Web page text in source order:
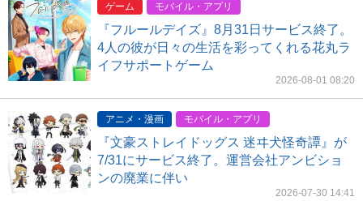
ゲーム モバイル・アプリ
『フルールデイズ』8月31日サービス終了。
4人の彼が日々の生活を彩ってくれる花丸ラ
イフサポートゲーム
2026-08-01 08:20
アニメ・漫画 モバイル・アプリ
『文豪ストレイドッグス 迷ヰ犬怪奇譚』が
7/31にサービス終了。運営会社アンビショ
ンの廃業に伴い
2026-07-30 14:41